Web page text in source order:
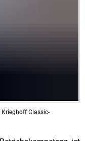
Krieghoff Classic-